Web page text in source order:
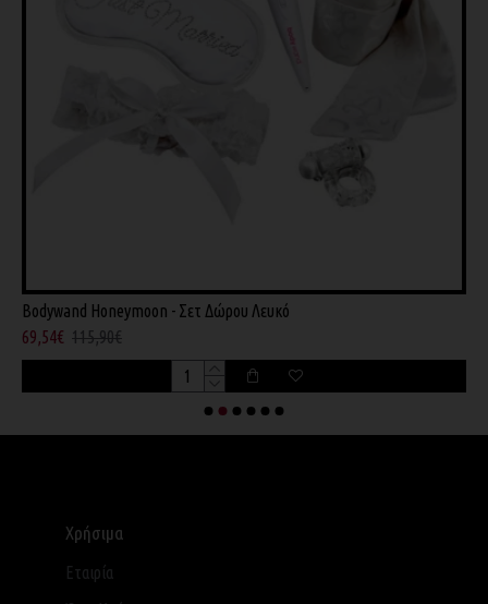
Bodywand Honeymoon - Σετ Δώρου Λευκό
69,54€ 115,90€
Χρήσιμα
Εταιρία